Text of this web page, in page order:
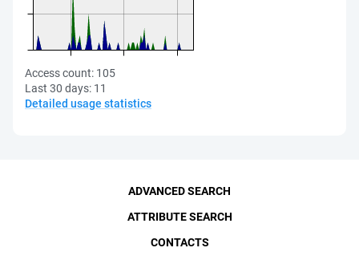
Access count: 105
Last 30 days: 11
Detailed usage statistics
ADVANCED SEARCH
ATTRIBUTE SEARCH
CONTACTS